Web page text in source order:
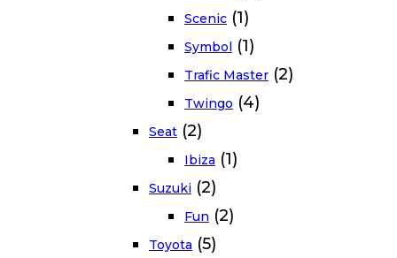
Scenic (1)
Symbol (1)
Trafic Master (2)
Twingo (4)
Seat (2)
Ibiza (1)
Suzuki (2)
Fun (2)
Toyota (5)